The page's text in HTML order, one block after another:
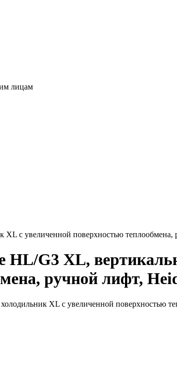
лицам
с увеличенной поверхностью теплообмена,
HL/G3 XL,
ручной лифт,